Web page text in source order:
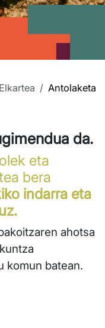
Antolaketa
da.
eta
bera
indarra eta
ahotsa
komun batean.